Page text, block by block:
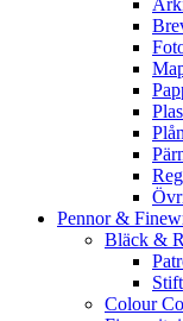
Pennor &
Bläck &
Stift
Colour